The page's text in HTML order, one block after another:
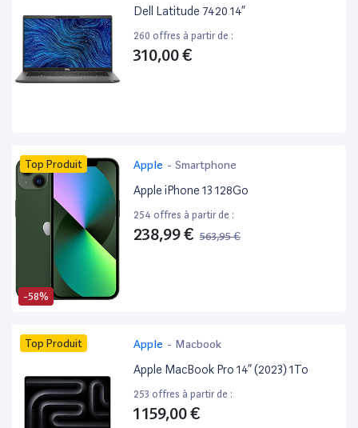
Dell Latitude 7420 14”
260 offres à partir de :
310,00 €
-58%
Top Produit Apple - Smartphone
Apple iPhone 13 128Go
254 offres à partir de :
238,99 € 563,95 €
Top Produit Apple - Macbook
Apple MacBook Pro 14” (2023) 1To
253 offres à partir de :
1 159,00 €